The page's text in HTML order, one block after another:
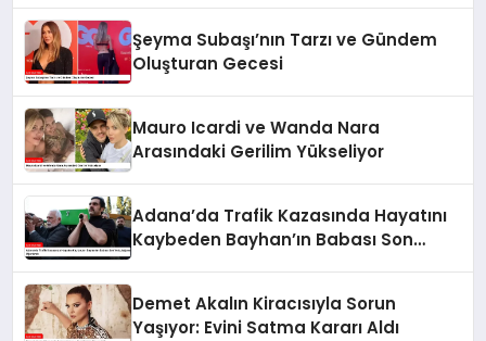
Şeyma Subaşı’nın Tarzı ve Gündem
Oluşturan Gecesi
Mauro Icardi ve Wanda Nara
Arasındaki Gerilim Yükseliyor
Adana’da Trafik Kazasında Hayatını
Kaybeden Bayhan’ın Babası Son
Demet Akalın Kiracısıyla Sorun
Yaşıyor: Evini Satma Kararı Aldı